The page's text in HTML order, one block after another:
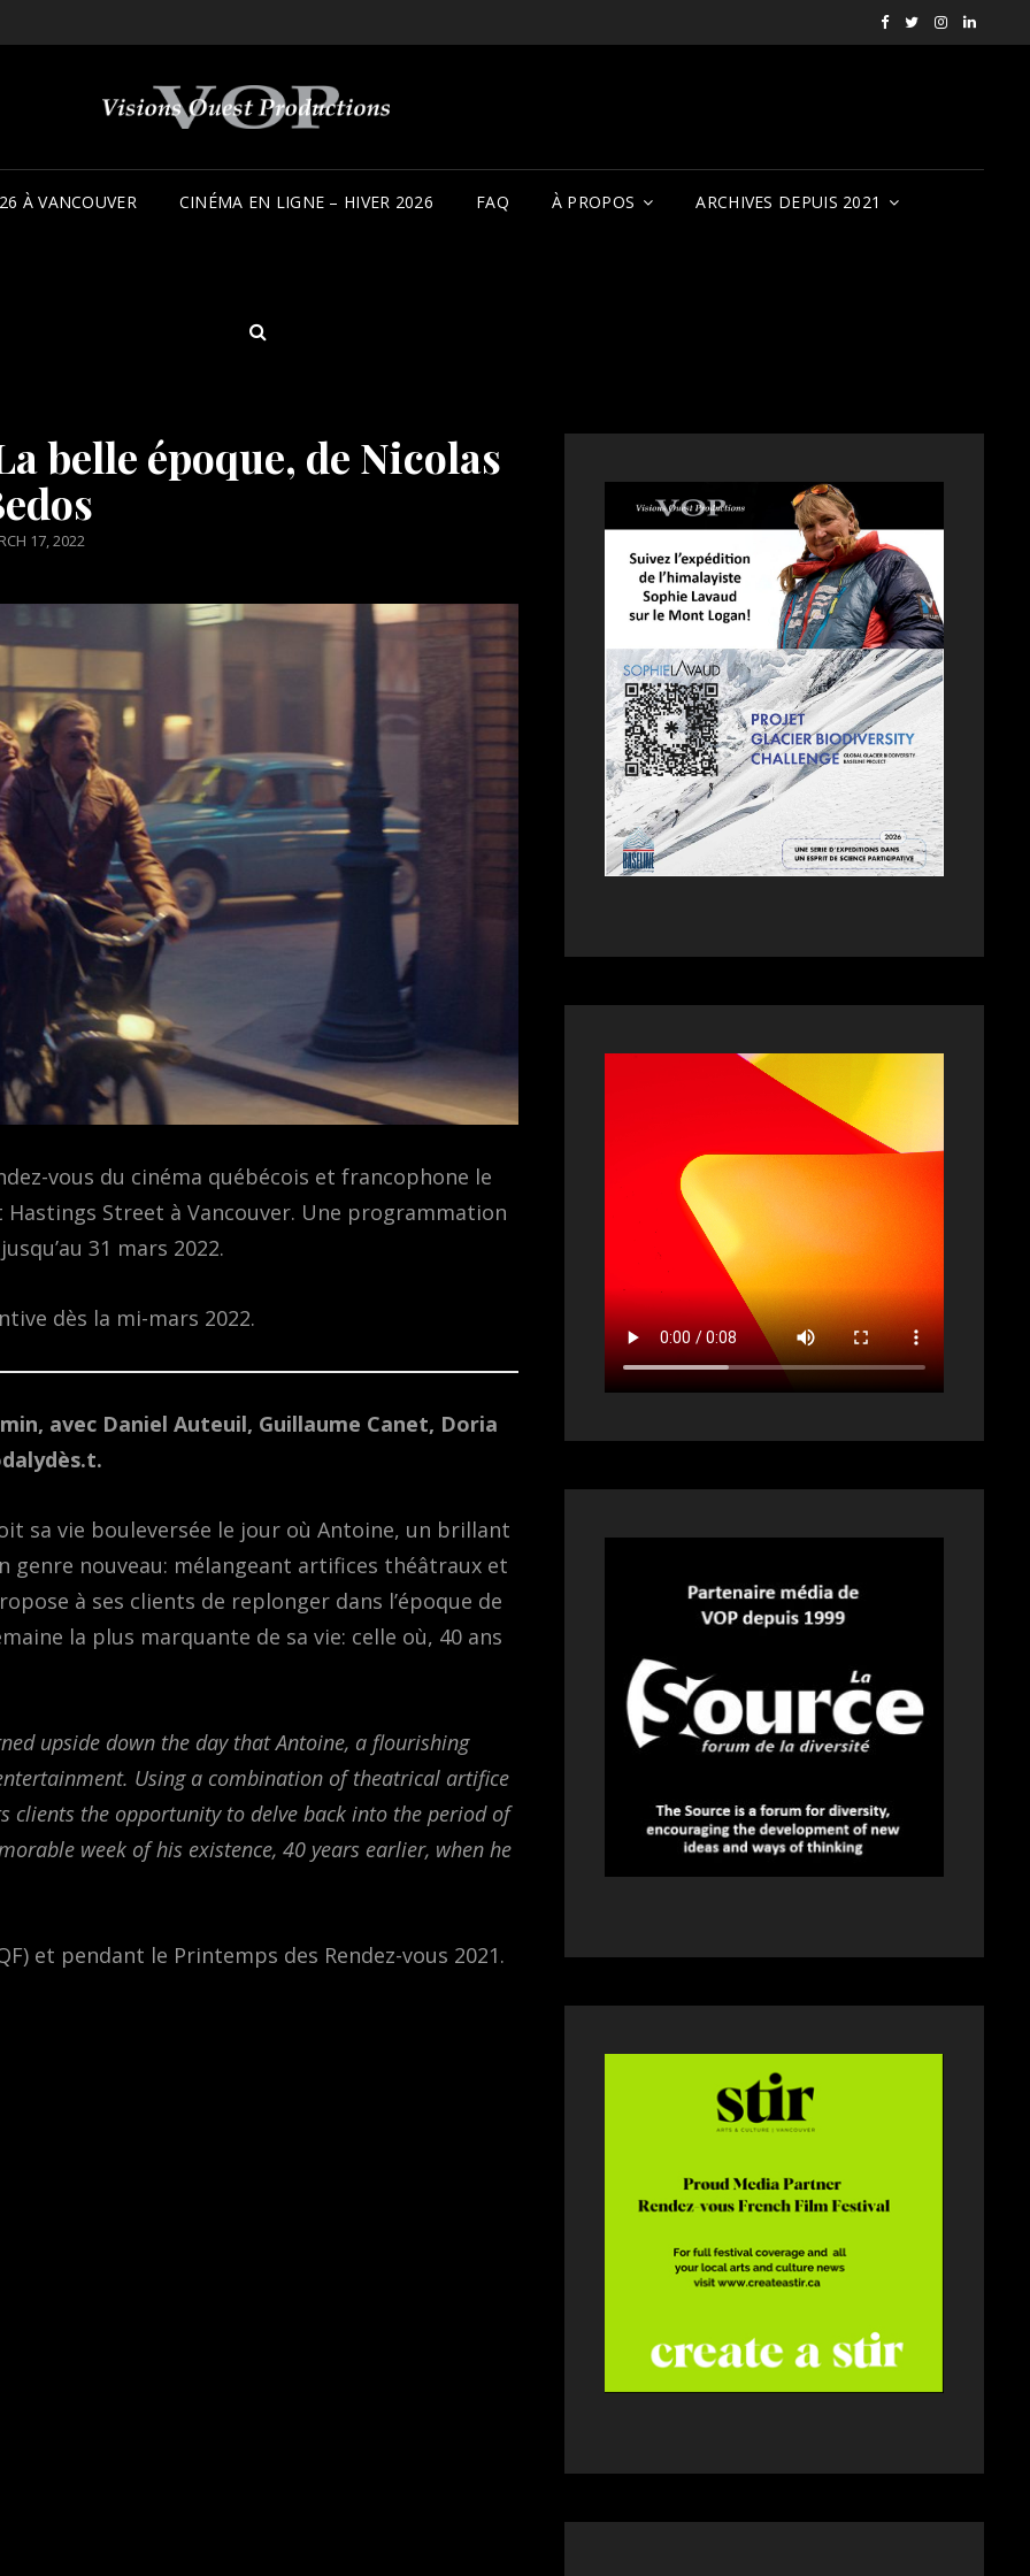
Facebook
X Instagram
VOP
À VANCOUVER CINÉMA EN LIGNE – HIVER 2026 FAQ À PROPOS ARCHIVES DEPUIS 2021
SEARCH
belle époque, de Nicolas
17, 2022
vous du cinéma québécois et francophone le
Hastings Street à Vancouver. Une programmation
31 mars 2022.
dès la mi-mars 2022.
avec Daniel Auteuil, Guillaume Canet, Doria
sa vie bouleversée le jour où Antoine, un brillant
nouveau: mélangeant artifices théâtraux et
à ses clients de replonger dans l’époque de
la plus marquante de sa vie: celle où, 40 ans
upside down the day that Antoine, a flourishing
Using a combination of theatrical artifice
clients the opportunity to delve back into the period of
week of his existence, 40 years earlier, when he
et pendant le Printemps des Rendez-vous 2021.